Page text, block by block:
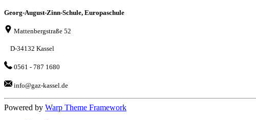
Georg-August-Zinn-Schule, Europaschule
Mattenbergstraße 52
D-34132 Kassel
0561 - 787 1680
info@gaz-kassel.de
Powered by Warp Theme Framework